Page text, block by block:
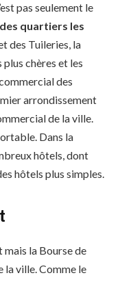
pas seulement le
quartiers les
des Tuileries, la
chères et les
des
arrondissement
de la ville.
Dans la
hôtels, dont
hôtels plus simples.
la Bourse de
la ville. Comme le